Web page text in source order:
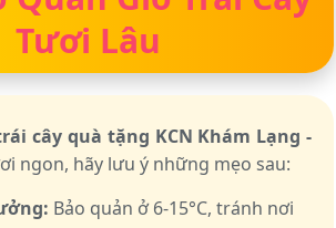
Tươi Lâu
cây quà tặng KCN Khám Lạng -
ngon, hãy lưu ý những mẹo sau:
Bảo quản ở 6-15°C, tránh nơi